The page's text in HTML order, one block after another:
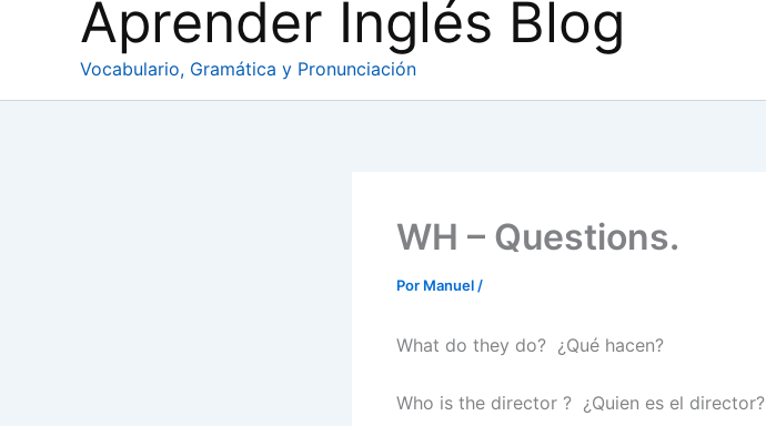
Aprender Inglés Blog
Vocabulario, Gramática y Pronunciación
WH – Questions.
Por Manuel /
What do they do? ¿Qué hacen?
Who is the director ? ¿Quien es el director?